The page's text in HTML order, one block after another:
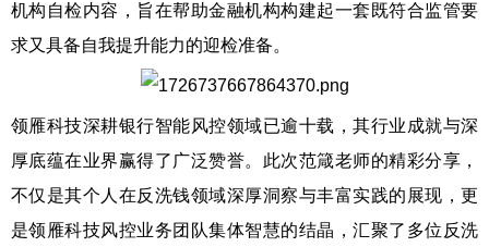
机构自检内容，旨在帮助金融机构构建起一套既符合监管要
求又具备自我提升能力的迎检准备。
领雁科技深耕银行智能风控领域已逾十载，其行业成就与深
厚底蕴在业界赢得了广泛赞誉。此次范箴老师的精彩分享，
不仅是其个人在反洗钱领域深厚洞察与丰富实践的展现，更
是领雁科技风控业务团队集体智慧的结晶，汇聚了多位反洗